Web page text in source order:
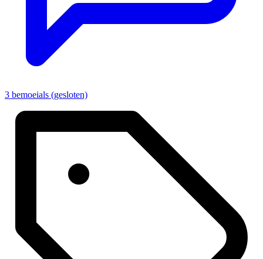
3 bemoeials (gesloten)